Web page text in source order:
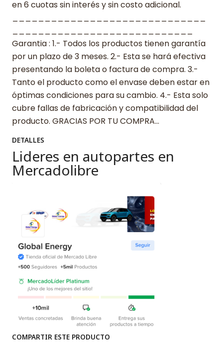
en 6 cuotas sin interés y sin costo adicional.
Garantia : 1.- Todos los productos tienen garantía
por un plazo de 3 meses. 2.- Esta se hará efectiva
presentando la boleta o factura de compra. 3.-
Tanto el producto como el envase deben estar en
óptimas condiciones para su cambio. 4.- Esta solo
cubre fallas de fabricación y compatibilidad del
producto. GRACIAS POR TU COMPRA…
DETALLES
Lideres en autopartes en
Mercadolibre
COMPARTIR ESTE PRODUCTO